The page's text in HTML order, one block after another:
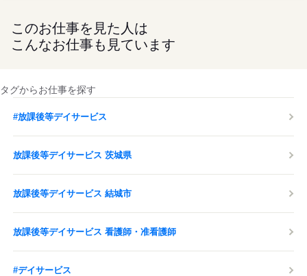
このお仕事を見た人は
こんなお仕事も見ています
タグからお仕事を探す
#放課後等デイサービス
放課後等デイサービス 茨城県
放課後等デイサービス 結城市
放課後等デイサービス 看護師・准看護師
#デイサービス